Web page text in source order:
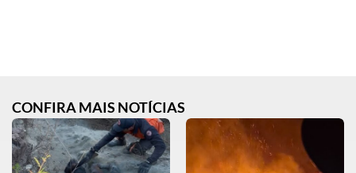
CONFIRA MAIS NOTÍCIAS